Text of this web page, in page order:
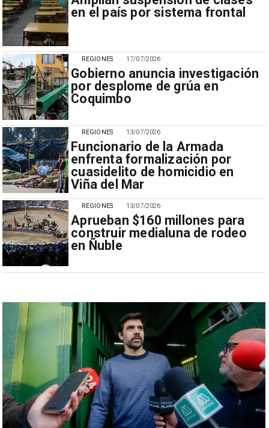
en el país por sistema frontal
17/07/2026
Gobierno anuncia investigación
por desplome de grúa en
Coquimbo
REGIONES
13/07/2026
Funcionario de la Armada
enfrenta formalización por
cuasidelito de homicidio en
Viña del Mar
REGIONES
13/07/2026
Aprueban $160 millones para
construir medialuna de rodeo
en Ñuble
REGIONES